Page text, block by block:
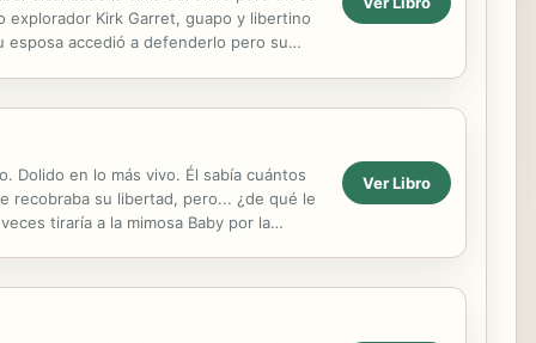
explorador Kirk Garret, guapo y libertino
esposa accedió a defenderlo pero su
Dolido en lo más vivo. Él sabía cuántos
recobraba su libertad, pero... ¿de qué le
tiraría a la mimosa Baby por la
Ver Libro